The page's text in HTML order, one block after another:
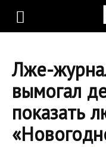
KLOOP.KG
Новости
Лже-
вымогал
показать